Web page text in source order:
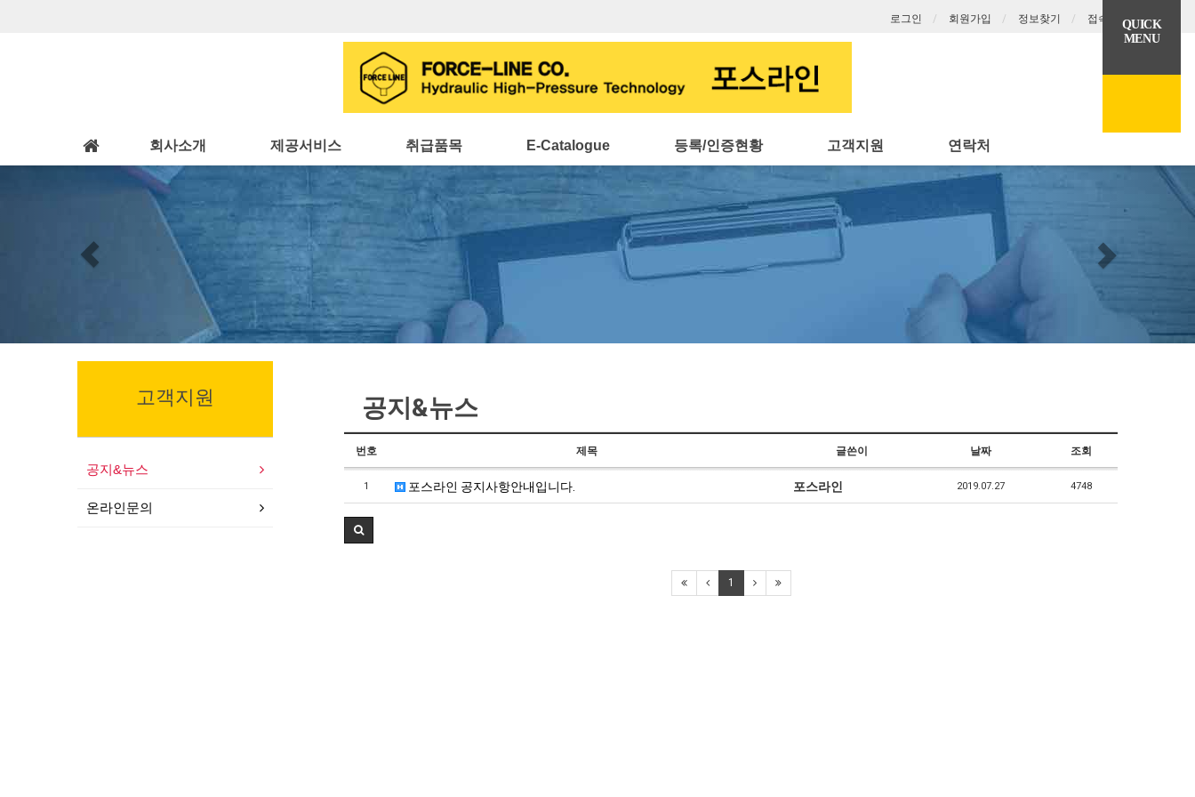
로그인 회원가입 정보찾기 접속 1
회사소개 제공서비스 취급품목 E-Catalogue 등록/인증현황 고객지원 연락처
Previous Next
공지&뉴스
번호 제목 글쓴이 날짜 조회
1 포스라인 공지사항안내입니다. 포스라인 2019.07.27 4748
1
고객지원
공지&뉴스
온라인문의
QUICK
MENU